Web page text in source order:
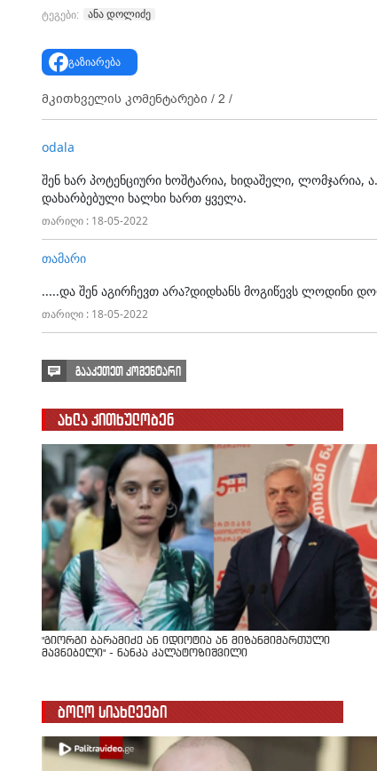
ტეგები: ანა დოლიძე
გაზიარება
მკითხველის კომენტარები / 2 /
odala
შენ ხარ პოტენციური ხოშტარია, ხიდაშელი, ლომჯარია,
დახარბებული ხალხი ხართ ყველა.
თარიღი : 18-05-2022
თამარი
.....და შენ აგირჩევთ არა?დიდხანს მოგიწევს ლოდინი
თარიღი : 18-05-2022
გააკეთეთ კომენტარი
ახლა კითხულობენ
"გიორგი ბარამიძე ან იდიოტია ან მიზანმიმართული
მავნებელი" - ნანკა კალატოზიშვილი
ბოლო სიახლეები